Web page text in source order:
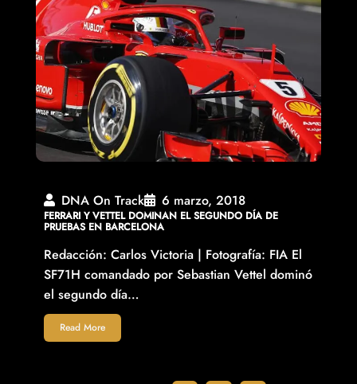
DNA On Track 6 marzo, 2018
FERRARI Y VETTEL DOMINAN EL SEGUNDO DÍA DE
PRUEBAS EN BARCELONA
Redacción: Carlos Victoria | Fotografía: FIA El
SF71H comandado por Sebastian Vettel dominó
el segundo día…
Read More